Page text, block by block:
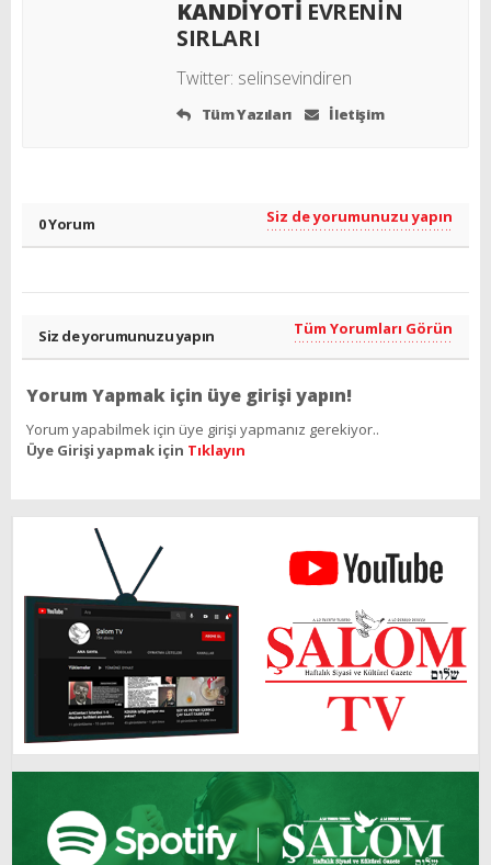
KANDİYOTİ EVRENİN
SIRLARI
Twitter: selinsevindiren
Tüm Yazıları İletişim
0 Yorum Siz de yorumunuzu yapın
Siz de yorumunuzu yapın Tüm Yorumları Görün
Yorum Yapmak için üye girişi yapın!
Yorum yapabilmek için üye girişi yapmanız gerekiyor..
Üye Girişi yapmak için Tıklayın